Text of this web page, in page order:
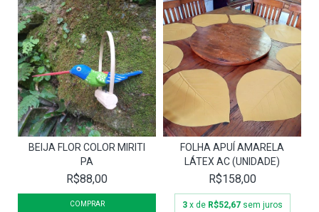
BEIJA FLOR COLOR MIRITI
PA
R$88,00
FOLHA APUÍ AMARELA
LÁTEX AC (UNIDADE)
R$158,00
3 x de R$52,67 sem juros